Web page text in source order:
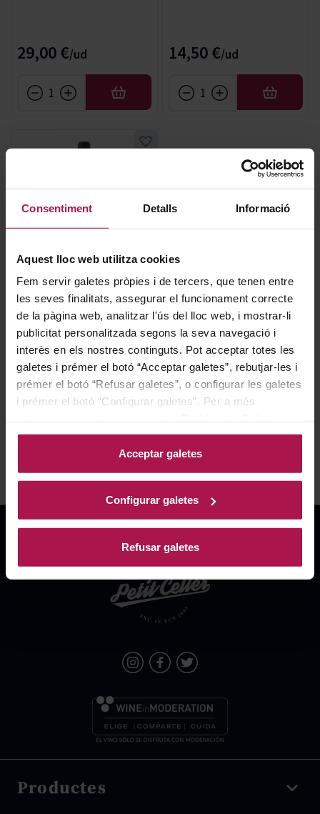
Consentiment Detalls Informació
Aquest lloc web utilitza cookies
Fem servir galetes pròpies i de tercers, que tenen entre
les seves finalitats, assegurar el funcionament correcte
de la pàgina web, analitzar l'ús del lloc web, i mostrar-li
publicitat personalitzada segons la seva navegació i
interès en els nostres continguts. Pot acceptar totes les
galetes i prémer el botó “Acceptar galetes”, rebutjar-les i
prémer el botó “Refusar galetes”, o configurar les galetes
i prémer el botó “Configurar galetes”. Per a més
Acceptar galetes
Configurar galetes
Refusar galetes
29,00 €
AFEGIR
14,50 €
AFEGIR
DO Terra Alta
Lafou Batea
Lafou Celler
2021
43,50 €
Productes